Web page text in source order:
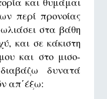
περί προνοίας
στα βάθη
και σε κάκιστη
και στο μισο-
δυνατά
απ΄έξω: